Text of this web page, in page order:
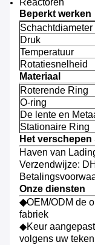
Reactoren
Beperkt werken
Schachtdiameter
Druk
Temperatuur
Rotatiesnelheid
Materiaal
Roterende Ring
O-ring
De lente en
Stationaire Ring
Het
Haven van
Verzendwijze:
Onze diensten
◆OEM/ODM de
fabriek
◆Keur
volgens uw